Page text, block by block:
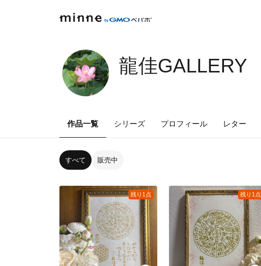
龍佳GALLERY
作品一覧 シリーズ プロフィール レター
すべて 販売中
残り1点 残り1点